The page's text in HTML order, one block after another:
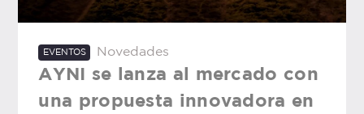
EVENTOS Novedades
AYNI se lanza al mercado con
una propuesta innovadora en